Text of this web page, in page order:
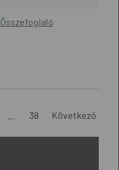
Összefoglaló
38 Következő